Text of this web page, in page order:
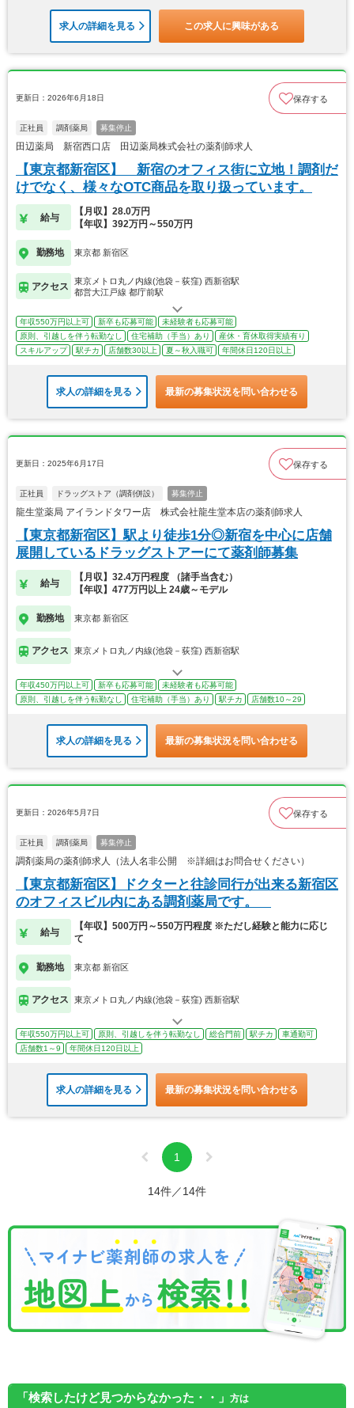
求人の詳細を見る この求人に興味がある
更新日：2026年6月18日 保存する
正社員 調剤薬局 募集停止
田辺薬局 新宿西口店 田辺薬局株式会社の薬剤師求人
【東京都新宿区】 新宿のオフィス街に立地！調剤だ
けでなく、様々なOTC商品を取り扱っています。
給与
【月収】28.0万円
【年収】392万円～550万円
勤務地 東京都 新宿区
アクセス
東京メトロ丸ノ内線(池袋－荻窪) 西新宿駅
都営大江戸線 都庁前駅
年収550万円以上可 新卒も応募可能
未経験者も応募可能
原則、引越しを伴う転勤なし
住宅補助（手当）あり
産休・育休取得実績有り
スキルアップ
駅チカ 店舗数30以上 夏～秋入職可 年間休日120日以上
求人の詳細を見る 最新の募集状況を問い合わせる
更新日：2025年6月17日 保存する
正社員 ドラッグストア（調剤併設） 募集停止
龍生堂薬局 アイランドタワー店 株式会社龍生堂本店の薬剤師求人
【東京都新宿区】駅より徒歩1分◎新宿を中心に店舗
展開しているドラッグストアーにて薬剤師募集
給与
【月収】32.4万円程度 （諸手当含む）
【年収】477万円以上 24歳～モデル
勤務地 東京都 新宿区
アクセス 東京メトロ丸ノ内線(池袋－荻窪) 西新宿駅
年収450万円以上可 新卒も応募可能
未経験者も応募可能
原則、引越しを伴う転勤なし
住宅補助（手当）あり 駅チカ 店舗数10～29
求人の詳細を見る 最新の募集状況を問い合わせる
更新日：2026年5月7日 保存する
正社員 調剤薬局 募集停止
調剤薬局の薬剤師求人（法人名非公開 ※詳細はお問合せください）
【東京都新宿区】ドクターと往診同行が出来る新宿区
のオフィスビル内にある調剤薬局です。
給与
【年収】500万円～550万円程度 ※ただし経験と能力に応じ
て
勤務地 東京都 新宿区
アクセス 東京メトロ丸ノ内線(池袋－荻窪) 西新宿駅
年収550万円以上可 原則、引越しを伴う転勤なし 総合門前 駅チカ
車通勤可
店舗数1～9
年間休日120日以上
求人の詳細を見る 最新の募集状況を問い合わせる
1
14件／14件
「検索したけど見つからなかった・・」 方は